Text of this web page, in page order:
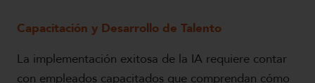
Capacitación y Desarrollo de Talento
La implementación exitosa de la IA requiere contar
con empleados capacitados que comprendan cómo